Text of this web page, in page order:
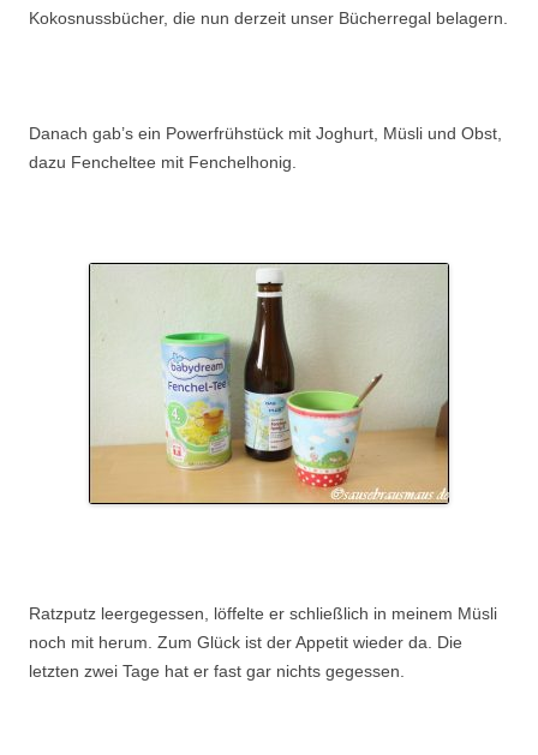
Kokosnussbücher, die nun derzeit unser Bücherregal belagern.
Danach gab’s ein Powerfrühstück mit Joghurt, Müsli und Obst,
dazu Fencheltee mit Fenchelhonig.
Ratzputz leergegessen, löffelte er schließlich in meinem Müsli
noch mit herum. Zum Glück ist der Appetit wieder da. Die
letzten zwei Tage hat er fast gar nichts gegessen.